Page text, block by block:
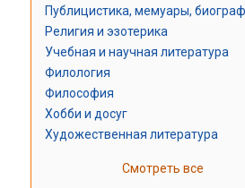
Публицистика, мемуары,
Религия и эзотерика
Учебная и научная литература
Филология
Философия
Хобби и досуг
Художественная литература
Смотреть все